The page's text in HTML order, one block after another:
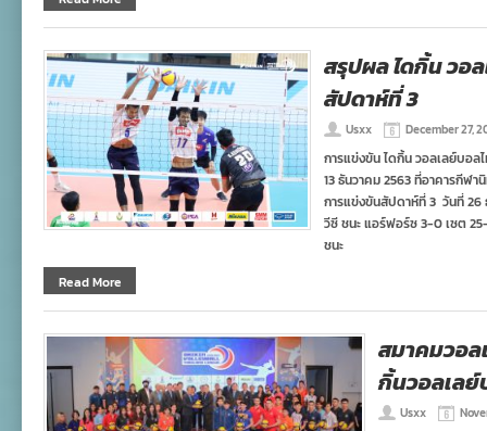
สรุปผล ไดกิ้น วอ
สัปดาห์ที่ 3
Usxx December 27,
การแข่งขัน ไดกิ้น วอลเลย์บอ
13 ธันวาคม 2563 ที่อาคารกีฬ
การแข่งขันสัปดาห์ที่ 3 วันที่ 26
วีซี ชนะ แอร์ฟอร์ซ 3-0 เซต
ชนะ
Read More
สมาคมวอ
กิ้นวอลเลย์
Usxx